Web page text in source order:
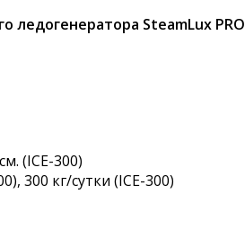
ледогенератора SteamLux PRO
(ICE-300)
300 кг/сутки (ICE-300)